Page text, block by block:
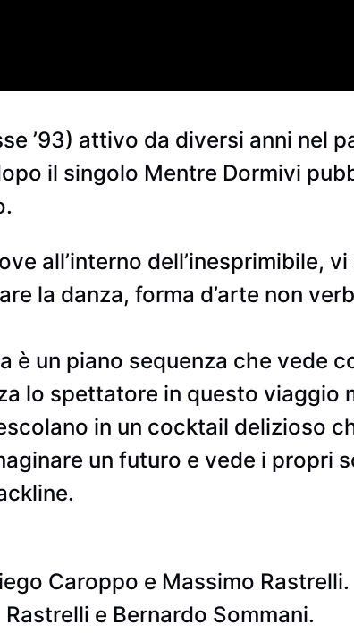
’93) attivo da diversi anni nel
il singolo Mentre Dormivi
all’interno dell’inesprimibile,
la danza, forma d’arte non
è un piano sequenza che vede
lo spettatore in questo viaggio
in un cocktail delizioso
un futuro e vede i propri
Caroppo e Massimo Rastrelli.
e Bernardo Sommani.